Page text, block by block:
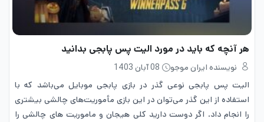
هر آنچه که باید در مورد الیت پس پابجی بدانید
نویسنده ایران موجو
08 آبان 1403
الیت پس پابجی نوعی گذر در بازی پابجی موبایل می‌باشد که با
استفاده از این گذر می‌توان در این بازی مأموریت‌های چالشی بیشتری
را انجام داد. اگر دوست دارید کلی هیجان و ماموریت های چالشی را